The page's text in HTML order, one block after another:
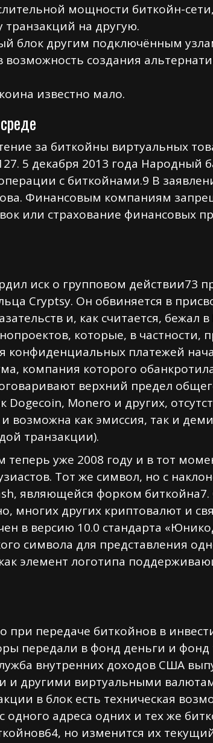
мощности биткойн-
транзакций на другую.
блок другим подключённым
создания
известно мало.
за биткойны виртуальных
5 декабря 2013 года Народный
с биткойнами.9 В
Финансовым компаниям
или страхование финансовых
иск о групповом действии73
Cryptsy. Он обвиняется в
и, как считается, бежал
которые, в частности,
конфиденциальных платежей
компания которого
верхний предел
Monero и других,
как эмиссия, так и
транзакции).
уже 2008 году и в тот
Тот же символ, но с
являющейся форком
многих других криптовалют и
в версию 10.0 стандарта
символа для представления
элемент логотипа
при передаче биткойнов в
передали в фонд деньги и фонд
внутренних доходов США
и другими виртуальными
в блок есть техническая
адреса одних и тех же
но изменится их